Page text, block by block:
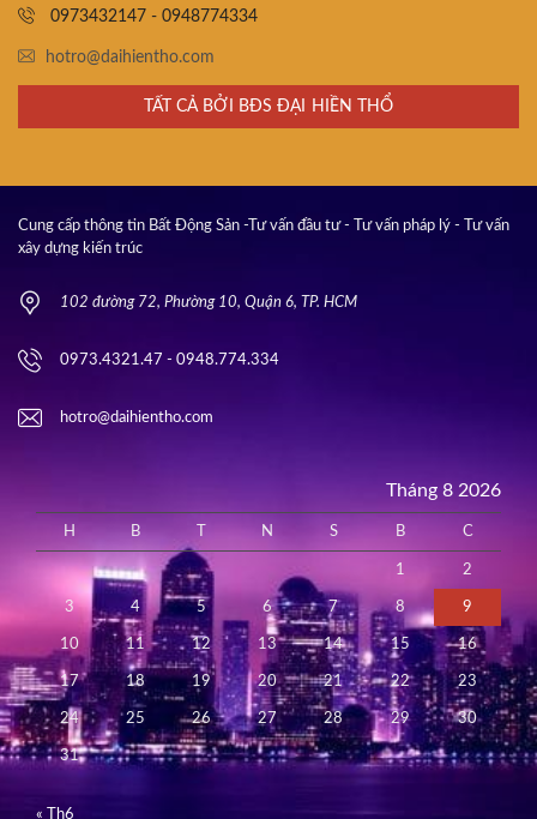
0973432147 - 0948774334
hotro@daihientho.com
TẤT CẢ BỞI BĐS ĐẠI HIỀN THỔ
Cung cấp thông tin Bất Động Sản -Tư vấn đầu tư - Tư vấn pháp lý - Tư vấn
xây dựng kiến trúc
102 đường 72, Phường 10, Quận 6, TP. HCM
0973.4321.47 - 0948.774.334
hotro@daihientho.com
Tháng 8 2026
H B N S B C
1 2
3 4 5 6 7 8 9
10 11 12 13 14 15 16
17 18 19 20 21 22 23
24 25 26 27 28 29 30
31
« Th6